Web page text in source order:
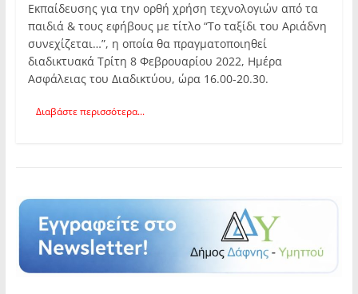
Εκπαίδευσης για την ορθή χρήση τεχνολογιών από τα
παιδιά & τους εφήβους με τίτλο “Το ταξίδι του Αριάδνη
συνεχίζεται…”, η οποία θα πραγματοποιηθεί
διαδικτυακά Τρίτη 8 Φεβρουαρίου 2022, Ημέρα
Ασφάλειας του Διαδικτύου, ώρα 16.00-20.30.
Διαβάστε περισσότερα...